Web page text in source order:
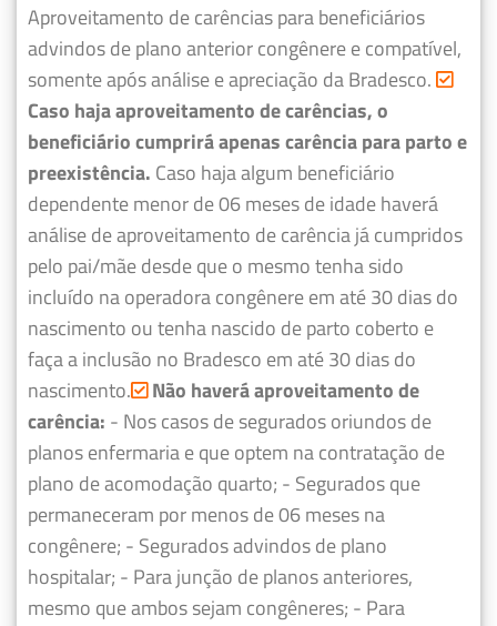
Aproveitamento de carências para beneficiários
advindos de plano anterior congênere e compatível,
somente após análise e apreciação da Bradesco.
Caso haja aproveitamento de carências, o
beneficiário cumprirá apenas carência para parto e
preexistência. Caso haja algum beneficiário
dependente menor de 06 meses de idade haverá
análise de aproveitamento de carência já cumpridos
pelo pai/mãe desde que o mesmo tenha sido
incluído na operadora congênere em até 30 dias do
nascimento ou tenha nascido de parto coberto e
faça a inclusão no Bradesco em até 30 dias do
nascimento. Não haverá aproveitamento de
carência: - Nos casos de segurados oriundos de
planos enfermaria e que optem na contratação de
plano de acomodação quarto; - Segurados que
permaneceram por menos de 06 meses na
congênere; - Segurados advindos de plano
hospitalar; - Para junção de planos anteriores,
mesmo que ambos sejam congêneres; - Para